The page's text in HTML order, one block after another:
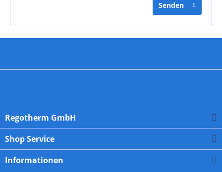
Senden
Regotherm GmbH
Shop Service
Informationen